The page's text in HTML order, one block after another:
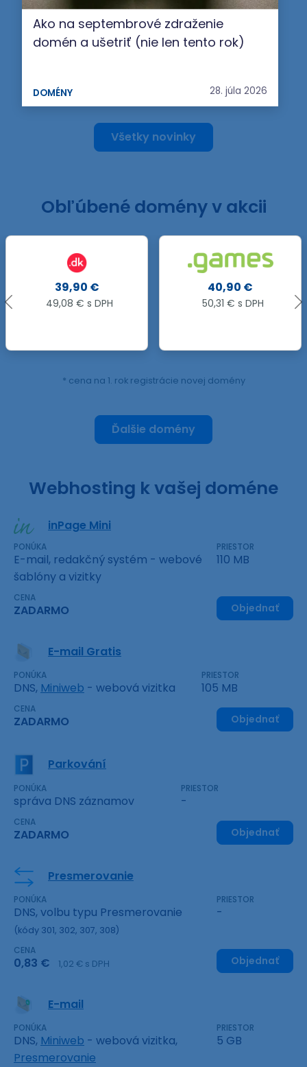
Ako na septembrové zdraženie
domén a ušetriť (nie len tento rok)
DOMÉNY 28. júla 2026
Všetky novinky
Obľúbené domény v akcii
40,90 €
50,31 € s DPH
.LV
82,65 €
101,66 € s DPH
* cena na 1. rok registrácie novej domény
Ďalšie domény
Webhosting k vašej doméne
inPage Mini
PONÚKA
E-mail, redakčný systém - webové
šablóny a vizitky
PRIESTOR
110 MB
CENA
ZADARMO Objednať
E-mail Gratis
PONÚKA
DNS, Miniweb - webová vizitka
PRIESTOR
105 MB
CENA
ZADARMO Objednať
Parkování
PONÚKA
správa DNS záznamov
PRIESTOR
-
CENA
ZADARMO Objednať
Presmerovanie
PONÚKA
DNS, volbu typu Presmerovanie
(kódy 301, 302, 307, 308)
PRIESTOR
-
CENA
0,83 € 1,02 € s DPH Objednať
E-mail
PONÚKA
DNS, Miniweb - webová vizitka,
Presmerovanie
PRIESTOR
5 GB